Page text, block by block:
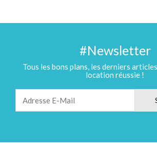
#Newsletter
Tous les bons plans, les derniers
location réussie !